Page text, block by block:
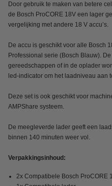
Door gebruik te maken van betere
de Bosch ProCORE 18V een lager
vergelijking met andere 18 V accu’s.
De accu is geschikt voor alle Bosch
Professional serie (Bosch Blauw).
gereedschappen of in de oplader
led-indicator om het laadniveau aan
Deze set is ook geschikt voor
AMPShare systeem.
De meegleverde lader geeft een
binnen 140 minuten weer vol.
Verpakkingsinhoud:
2x Compatibele Bosch ProCORE